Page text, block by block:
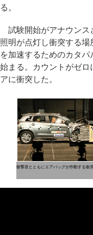
る。
試験開始がアナウンス
照明が点灯し衝突する
を加速するためのカタ
始まる。カウントがゼロ
アに衝突した。
衝撃音とともにエアバッグが作動する衝